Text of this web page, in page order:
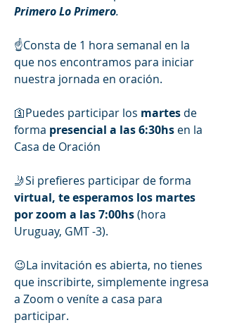
Primero Lo Primero.
☝️Consta de 1 hora semanal en la
que nos encontramos para iniciar
nuestra jornada en oración.
🛐Puedes participar los martes de
forma presencial a las 6:30hs en la
Casa de Oración
virtual, te esperamos los martes
por zoom a las 7:00hs (hora
Uruguay, GMT -3).
😉La invitación es abierta, no tienes
que inscribirte, simplemente ingresa
a Zoom o veníte a casa para
participar.